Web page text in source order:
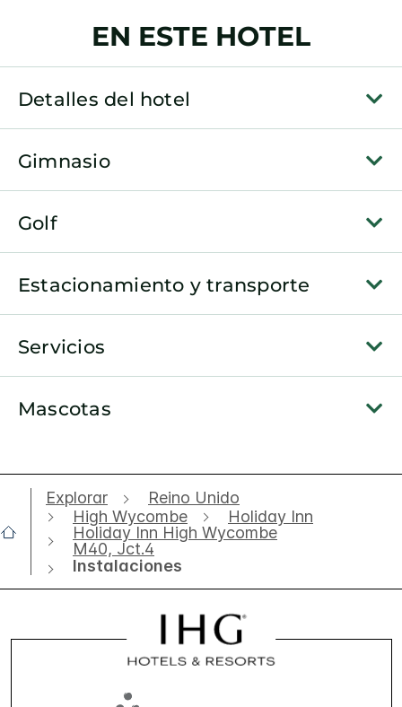
EN ESTE HOTEL
Detalles del hotel
Gimnasio
Golf
Estacionamiento y transporte
Servicios
Mascotas
Explorar
Reino Unido
High Wycombe
Holiday Inn
Holiday Inn High Wycombe
M40, Jct.4
Instalaciones